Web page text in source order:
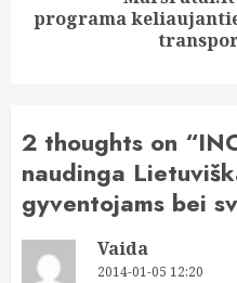
Next
programa
2 thoughts on “
naudinga
gyventojams bei
Vaida
2014-01-05 12:20